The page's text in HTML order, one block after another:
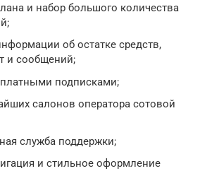
и набор большого количества
об остатке средств,
и сообщений;
подписками;
салонов оператора сотовой
служба поддержки;
и стильное оформление